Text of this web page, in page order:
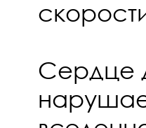
Сердце